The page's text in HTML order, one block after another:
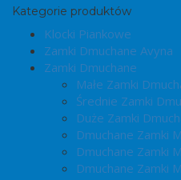
Kategorie produktów
Klocki Piankowe
Zamki Dmuchane Avyna
Zamki Dmuchane
Małe Zamki
Średnie Zamki
Duże Zamki
Dmuchane Zamki
Dmuchane Zamki
Dmuchane Zamki